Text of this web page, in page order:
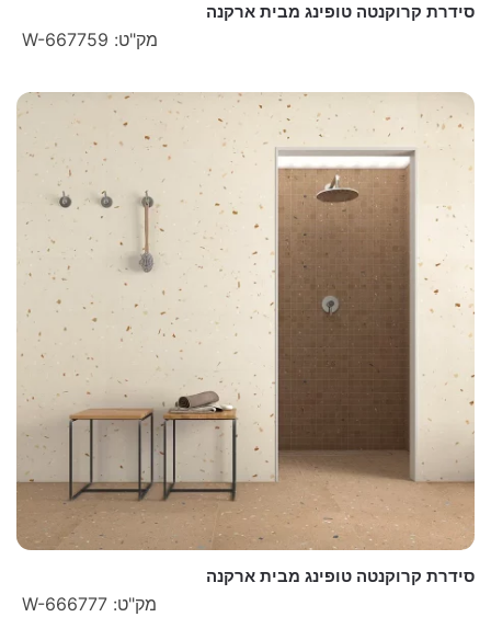
סידרת קרוקנטה טופינג מבית ארקנה
מק"ט: W-667759
סידרת קרוקנטה טופינג מבית ארקנה
מק"ט: W-666777